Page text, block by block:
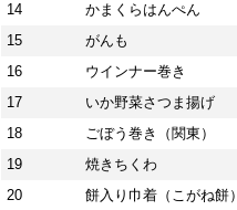
14
かまくらはんぺん
15
がんも
16
ウインナー巻き
17
いか野菜さつま揚げ
18
ごぼう巻き（関東）
19
焼きちくわ
20
餅入り巾着（こがね餅）